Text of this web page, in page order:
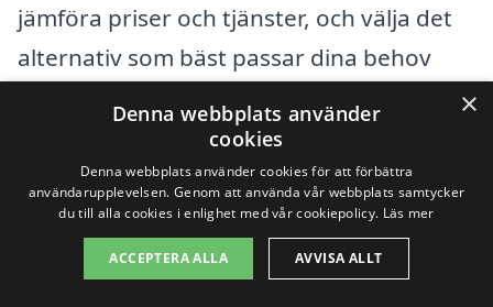
jämföra priser och tjänster, och välja det
alternativ som bäst passar dina behov
enkelt få kontakt med lokala
professionella som är specialiserade inom
golvvård, vilket gör processen smidig och
effektiv. Genom att samla in flera offerter
×
Denna webbplats använder
cookies
Denna webbplats använder cookies för att förbättra
användarupplevelsen. Genom att använda vår webbplats samtycker
du till alla cookies i enlighet med vår cookiepolicy. Läs mer
ACCEPTERA ALLA AVVISA ALLT